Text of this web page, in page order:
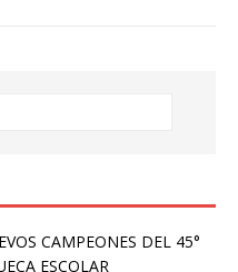
CAMPEONES DEL 45°
ESCOLAR